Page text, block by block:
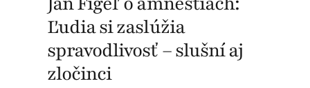
Ľudia si zaslúžia
spravodlivosť – slušní aj
zločinci